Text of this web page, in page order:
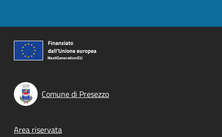
Comune di Presezzo
Footer menu
Area riservata